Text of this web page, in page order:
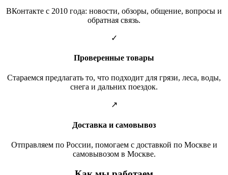
ВКонтакте с 2010 года: новости, обзоры, общение, вопросы и
обратная связь.
✓
Проверенные товары
Стараемся предлагать то, что подходит для грязи, леса, воды,
снега и дальних поездок.
↗
Доставка и самовывоз
Отправляем по России, помогаем с доставкой по Москве и
самовывозом в Москве.